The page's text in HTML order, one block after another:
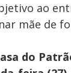
ao
mãe de
do